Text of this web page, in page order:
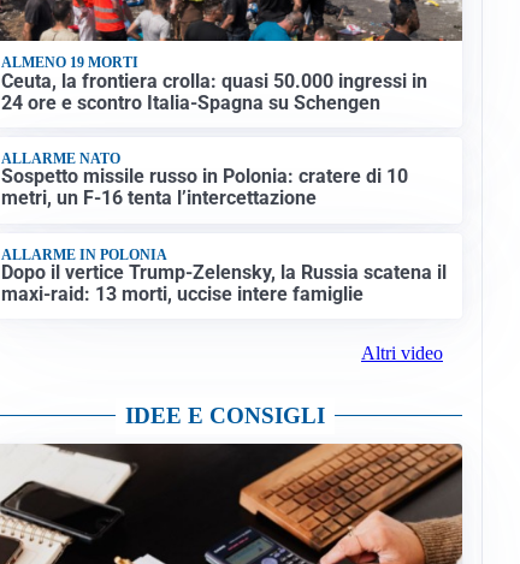
ALMENO 19 MORTI
Ceuta, la frontiera crolla: quasi 50.000 ingressi in
24 ore e scontro Italia-Spagna su Schengen
ALLARME NATO
Sospetto missile russo in Polonia: cratere di 10
metri, un F-16 tenta l’intercettazione
ALLARME IN POLONIA
Dopo il vertice Trump-Zelensky, la Russia scatena il
maxi-raid: 13 morti, uccise intere famiglie
Altri video
IDEE E CONSIGLI